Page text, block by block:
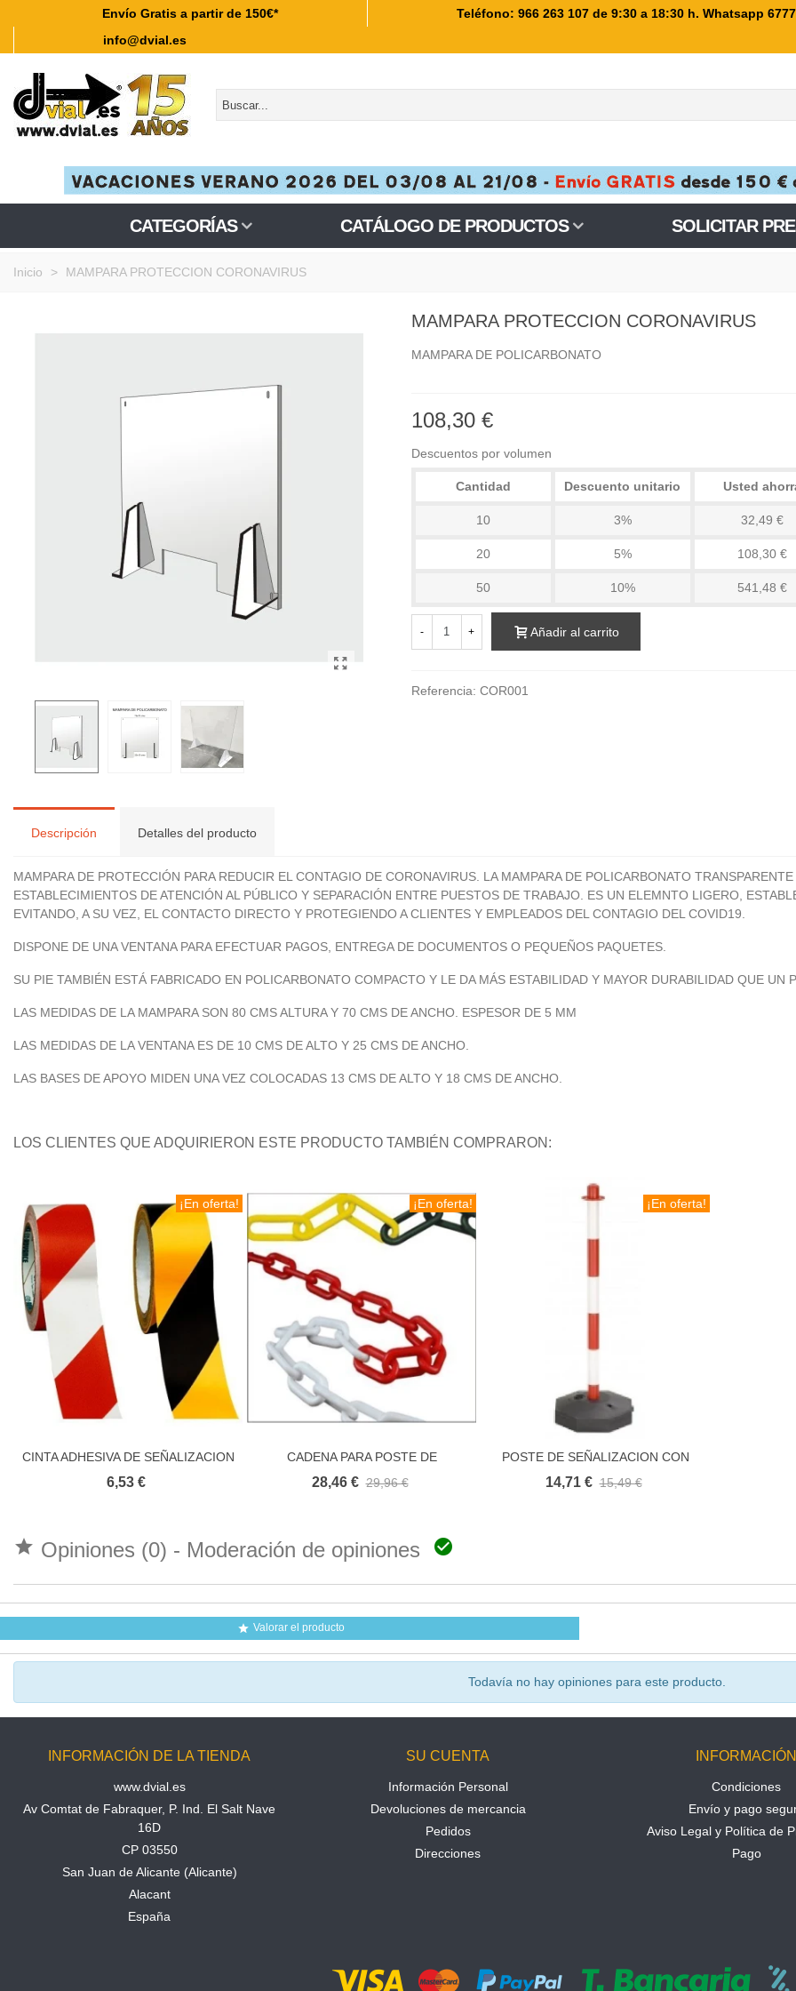
Envío Gratis a partir de 150€* Teléfono: 966 263 107 de 9:30 a 18:30 h. Whatsapp
info@dvial.es
CATEGORÍAS CATÁLOGO DE PRODUCTOS SOLICITAR
Inicio > MAMPARA PROTECCION CORONAVIRUS
MAMPARA PROTECCION CORONAVIRUS
MAMPARA DE POLICARBONATO
108,30 €
Descuentos por volumen
Cantidad Descuento unitario Usted
10 3% 32,49 €
20 5% 108,30 €
50 10% 541,48 €
- + Añadir al carrito
Referencia: COR001
Descripción Detalles del producto
MAMPARA DE PROTECCIÓN PARA REDUCIR EL CONTAGIO DE CORONAVIRUS. LA MAMPARA DE POLICARBONATO
ESTABLECIMIENTOS DE ATENCIÓN AL PÚBLICO Y SEPARACIÓN ENTRE PUESTOS DE TRABAJO. ES UN ELEMNTO LIGERO,
EVITANDO, A SU VEZ, EL CONTACTO DIRECTO Y PROTEGIENDO A CLIENTES Y EMPLEADOS DEL CONTAGIO DEL COVID19.
DISPONE DE UNA VENTANA PARA EFECTUAR PAGOS, ENTREGA DE DOCUMENTOS O PEQUEÑOS PAQUETES.
SU PIE TAMBIÉN ESTÁ FABRICADO EN POLICARBONATO COMPACTO Y LE DA MÁS ESTABILIDAD Y MAYOR DURABILIDAD QUE UN
LAS MEDIDAS DE LA MAMPARA SON 80 CMS ALTURA Y 70 CMS DE ANCHO. ESPESOR DE 5 MM
LAS MEDIDAS DE LA VENTANA ES DE 10 CMS DE ALTO Y 25 CMS DE ANCHO.
LAS BASES DE APOYO MIDEN UNA VEZ COLOCADAS 13 CMS DE ALTO Y 18 CMS DE ANCHO.
LOS CLIENTES QUE ADQUIRIERON ESTE PRODUCTO TAMBIÉN COMPRARON:
¡En oferta!
Añadir al carrito
CINTA ADHESIVA DE SEÑALIZACION
6,53 €
¡En oferta!
Añadir al carrito
CADENA PARA POSTE DE
SEÑALIZACION
28,46 € 29,96 €
¡En oferta!
Añadir al carrito
POSTE DE SEÑALIZACION CON
BASE
14,71 € 15,49 €
 Opiniones (0) - Moderación de opiniones 
 Valorar el producto
Todavía no hay opiniones para este producto.
INFORMACIÓN DE LA TIENDA
www.dvial.es
Av Comtat de Fabraquer, P. Ind. El Salt Nave
16D
CP 03550
San Juan de Alicante (Alicante)
Alacant
España
SU CUENTA
Información Personal
Devoluciones de mercancia
Pedidos
Direcciones
INFORMACIÓN
Condiciones
Envío y pago
Aviso Legal y Política de
Pago